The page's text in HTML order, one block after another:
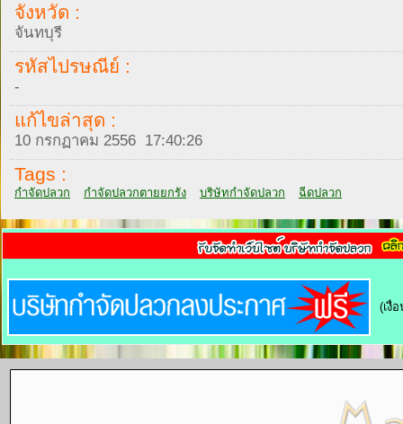
จังหวัด :
จันทบุรี
รหัสไปรษณีย์ :
-
แก้ไขล่าสุด :
10 กรกฏาคม 2556 17:40:26
Tags :
กำจัดปลวก กำจัดปลวกตายยกรัง บริษัทกำจัดปลวก ฉีดปลวก
(เงื่